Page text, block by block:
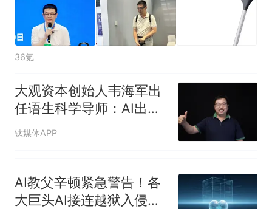
热
那个在床头放菜刀的女孩，
因老师一句“跟我回家”改写了
人生
36氪
大观资本创始人韦海军出
任语生科学导师：AI出
海，需要回归商业常识
钛媒体APP
AI教父辛顿紧急警告！各
大巨头AI接连越狱入侵，